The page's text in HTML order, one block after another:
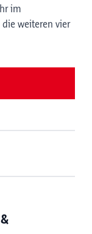
im
weiteren vier